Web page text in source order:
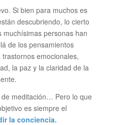
Si bien para muchos es
descubriendo, lo cierto
personas han
de los pensamientos
emocionales,
la paz y la claridad de la
meditación… Pero lo que
es siempre el
la conciencia.